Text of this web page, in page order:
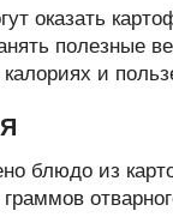
оказать
полезные
и
блюдо из